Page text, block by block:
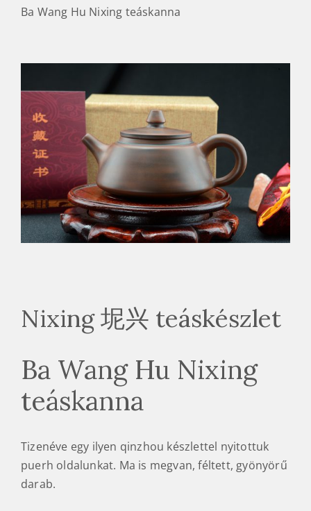
Ba Wang Hu Nixing teáskanna
Nixing 坭兴 teáskészlet
Ba Wang Hu Nixing
teáskanna
Tizenéve egy ilyen qinzhou készlettel nyitottuk
puerh oldalunkat. Ma is megvan, féltett, gyönyörű
darab.